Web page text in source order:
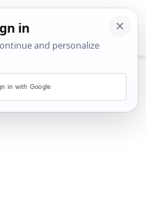
in with Google